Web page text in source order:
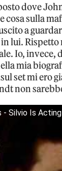
dove
cosa sulla
a
lui. Rispetto
Io, invece,
mia
set mi ero
non
- Silvio Is